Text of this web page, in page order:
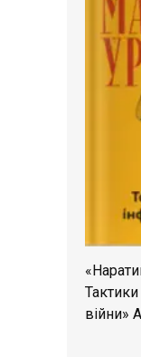
Тактики
війни»